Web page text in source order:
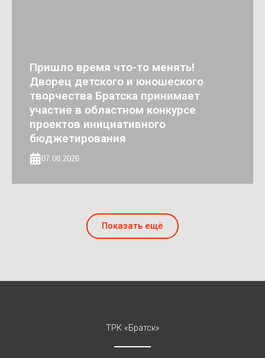
Пришло время что-то менять!
Дворец детского и юношеского
творчества Братска принимает
участие в областном конкурсе
проектов инициативного
бюджетирования
07.08.2026
Показать ещё
ТРК «Братск»